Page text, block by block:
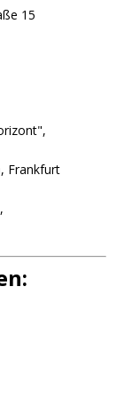
15
Frankfurt